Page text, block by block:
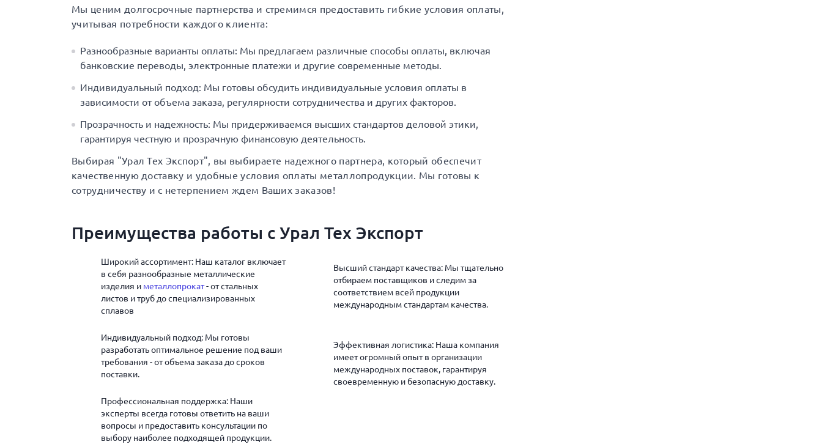
Мы ценим долгосрочные партнерства и стремимся предоставить гибкие условия оплаты,
учитывая потребности каждого клиента:
Разнообразные варианты оплаты: Мы предлагаем различные способы оплаты, включая
банковские переводы, электронные платежи и другие современные методы.
Индивидуальный подход: Мы готовы обсудить индивидуальные условия оплаты в
зависимости от объема заказа, регулярности сотрудничества и других факторов.
Прозрачность и надежность: Мы придерживаемся высших стандартов деловой этики,
гарантируя честную и прозрачную финансовую деятельность.
Выбирая "Урал Тех Экспорт", вы выбираете надежного партнера, который обеспечит
качественную доставку и удобные условия оплаты металлопродукции. Мы готовы к
сотрудничеству и с нетерпением ждем Ваших заказов!
Преимущества работы с Урал Тех Экспорт
Широкий ассортимент: Наш каталог включает
в себя разнообразные металлические
изделия и металлопрокат- от стальных
листов и труб до специализированных
сплавов
Высший стандарт качества: Мы тщательно
отбираем поставщиков и следим за
соответствием всей продукции
международным стандартам качества.
Индивидуальный подход: Мы готовы
разработать оптимальное решение под ваши
требования - от объема заказа до сроков
поставки.
Эффективная логистика: Наша компания
имеет огромный опыт в организации
международных поставок, гарантируя
своевременную и безопасную доставку.
Профессиональная поддержка: Наши
эксперты всегда готовы ответить на ваши
вопросы и предоставить консультации по
выбору наиболее подходящей продукции.